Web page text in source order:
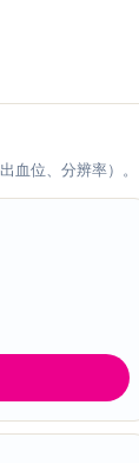
血位、分辨率）。